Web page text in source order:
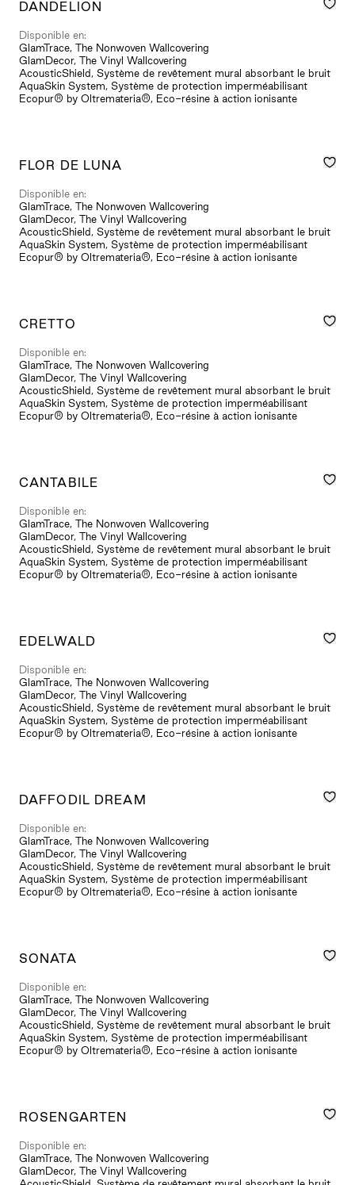
DANDELION
Disponible en:
GlamTrace, The Nonwoven Wallcovering
GlamDecor, The Vinyl Wallcovering
AcousticShield, Système de revêtement mural absorbant le bruit
AquaSkin System, Système de protection imperméabilisant
Ecopur® by Oltremateria®, Eco-résine à action ionisante
FLOR DE LUNA
Disponible en:
GlamTrace, The Nonwoven Wallcovering
GlamDecor, The Vinyl Wallcovering
AcousticShield, Système de revêtement mural absorbant le bruit
AquaSkin System, Système de protection imperméabilisant
Ecopur® by Oltremateria®, Eco-résine à action ionisante
CRETTO
Disponible en:
GlamTrace, The Nonwoven Wallcovering
GlamDecor, The Vinyl Wallcovering
AcousticShield, Système de revêtement mural absorbant le bruit
AquaSkin System, Système de protection imperméabilisant
Ecopur® by Oltremateria®, Eco-résine à action ionisante
CANTABILE
Disponible en:
GlamTrace, The Nonwoven Wallcovering
GlamDecor, The Vinyl Wallcovering
AcousticShield, Système de revêtement mural absorbant le bruit
AquaSkin System, Système de protection imperméabilisant
Ecopur® by Oltremateria®, Eco-résine à action ionisante
EDELWALD
Disponible en:
GlamTrace, The Nonwoven Wallcovering
GlamDecor, The Vinyl Wallcovering
AcousticShield, Système de revêtement mural absorbant le bruit
AquaSkin System, Système de protection imperméabilisant
Ecopur® by Oltremateria®, Eco-résine à action ionisante
DAFFODIL DREAM
Disponible en:
GlamTrace, The Nonwoven Wallcovering
GlamDecor, The Vinyl Wallcovering
AcousticShield, Système de revêtement mural absorbant le bruit
AquaSkin System, Système de protection imperméabilisant
Ecopur® by Oltremateria®, Eco-résine à action ionisante
SONATA
Disponible en:
GlamTrace, The Nonwoven Wallcovering
GlamDecor, The Vinyl Wallcovering
AcousticShield, Système de revêtement mural absorbant le bruit
AquaSkin System, Système de protection imperméabilisant
Ecopur® by Oltremateria®, Eco-résine à action ionisante
ROSENGARTEN
Disponible en:
GlamTrace, The Nonwoven Wallcovering
GlamDecor, The Vinyl Wallcovering